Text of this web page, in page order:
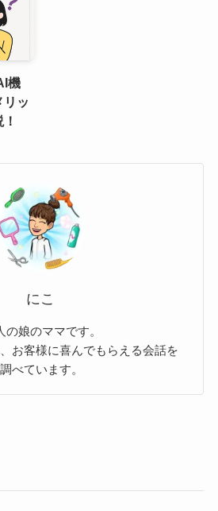
機
ッ
にこ
娘のママです。
お客様に喜んでもらえる会話を
べています。